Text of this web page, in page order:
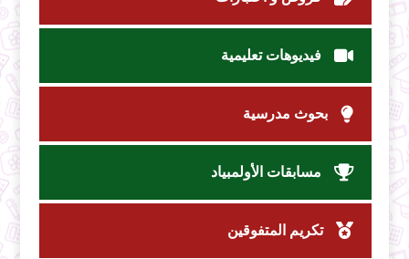
فيديوهات تعليمية
بحوث مدرسية
مسابقات الأولمبياد
تكريم المتفوقين